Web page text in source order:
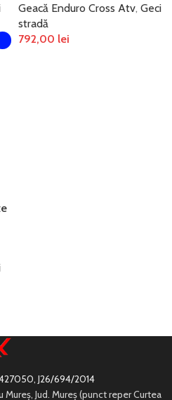
Geacă Enduro Cross Atv, Geci
stradă
792,00 lei
J26/694/2014
Jud. Mureș (punct reper Curtea